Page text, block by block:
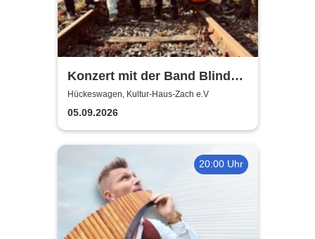
Konzert mit der Band Blind
Feat - Mix aus Blues, Rock,
Balladen, jazzige Akkorde
Hückeswagen, Kultur-Haus-Zach e.V
05.09.2026
20:00 Uhr